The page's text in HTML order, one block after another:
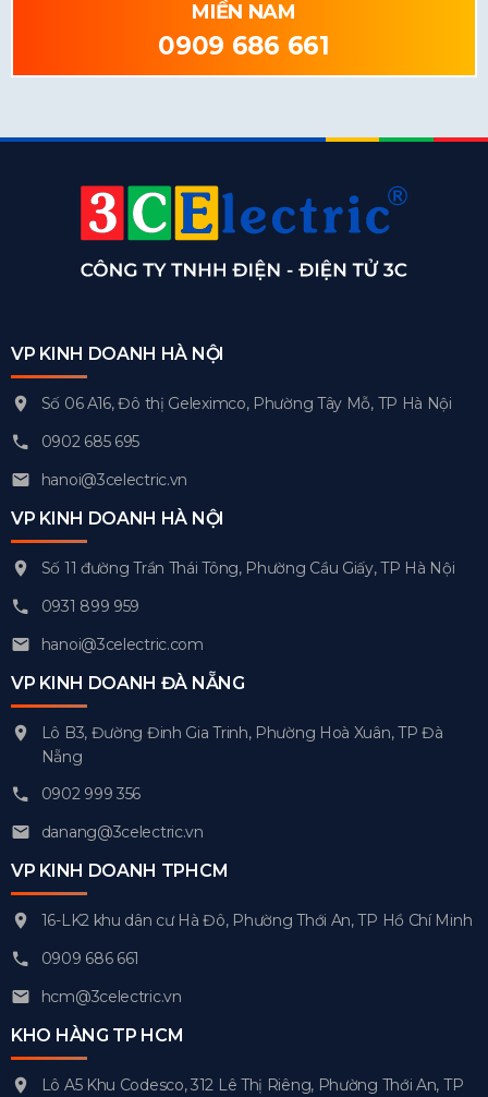
MIỀN NAM
0909 686 661
VP KINH DOANH HÀ NỘI
Số 06 A16, Đô thị Geleximco, Phường Tây Mỗ, TP Hà Nội
0902 685 695
hanoi@3celectric.vn
VP KINH DOANH HÀ NỘI
Số 11 đường Trần Thái Tông, Phường Cầu Giấy, TP Hà Nội
0931 899 959
hanoi@3celectric.com
VP KINH DOANH ĐÀ NẴNG
Lô B3, Đường Đinh Gia Trinh, Phường Hoà Xuân, TP Đà
Nẵng
0902 999 356
danang@3celectric.vn
VP KINH DOANH TPHCM
16-LK2 khu dân cư Hà Đô, Phường Thới An, TP Hồ Chí Minh
0909 686 661
hcm@3celectric.vn
KHO HÀNG TP HCM
Lô A5 Khu Codesco, 312 Lê Thị Riêng, Phường Thới An, TP